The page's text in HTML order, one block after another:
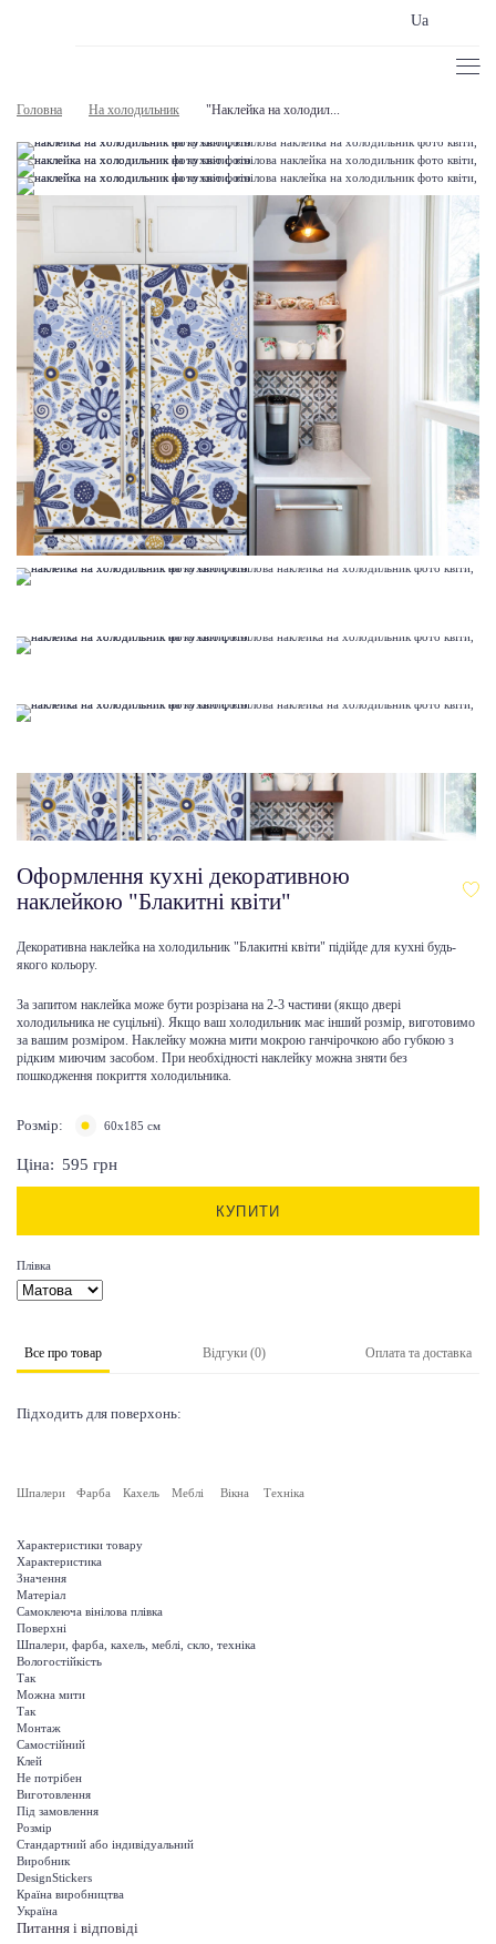
Ua
Головна На холодильник "Наклейка на холодил...
Оформлення кухні декоративною
наклейкою "Блакитні квіти"
Декоративна наклейка на холодильник "Блакитні квіти" підійде для кухні будь-
якого кольору.
За запитом наклейка може бути розрізана на 2-3 частини (якщо двері
холодильника не суцільні). Якщо ваш холодильник має інший розмір, виготовимо
за вашим розміром. Наклейку можна мити мокрою ганчірочкою або губкою з
рідким миючим засобом. При необхідності наклейку можна зняти без
пошкодження покриття холодильника.
Розмір: 60x185 см
Ціна: 595 грн
КУПИТИ
Плівка
Все про товар Відгуки (0) Оплата та доставка
Підходить для поверхонь:
Шпалери Фарба Кахель Меблі Вікна Техніка
Характеристики товару
Характеристика
Значення
Матеріал
Самоклеюча вінілова плівка
Поверхні
Шпалери, фарба, кахель, меблі, скло, техніка
Вологостійкість
Так
Можна мити
Так
Монтаж
Самостійний
Клей
Не потрібен
Виготовлення
Під замовлення
Розмір
Стандартний або індивідуальний
Виробник
DesignStickers
Країна виробництва
Україна
Питання і відповіді